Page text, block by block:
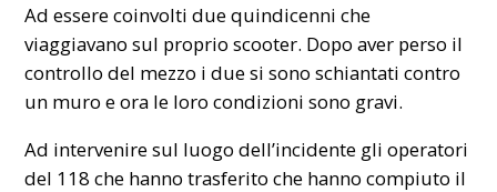
Ad essere coinvolti due quindicenni che
viaggiavano sul proprio scooter. Dopo aver perso il
controllo del mezzo i due si sono schiantati contro
un muro e ora le loro condizioni sono gravi.
Ad intervenire sul luogo dell’incidente gli operatori
del 118 che hanno trasferito che hanno compiuto il